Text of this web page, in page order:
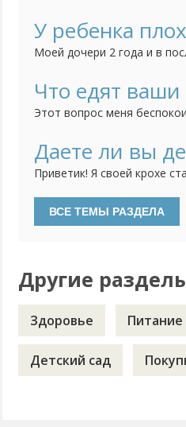
У ребенка
Моей дочери 2 года и в
лопает все что даю в
несколько вообще может
Что едят ваши
Этот вопрос меня
молоке, ооочень редко
вообще не в какую,
Даете ли вы
Приветик! Я своей крохе
"добра" наесться))) А
ей в 6 мес. малину давала,
Другие
Здоровье Питание
Детский сад